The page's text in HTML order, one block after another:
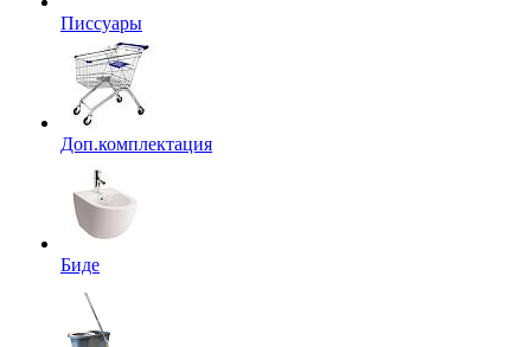
Писсуары
Доп.комплектация
Биде